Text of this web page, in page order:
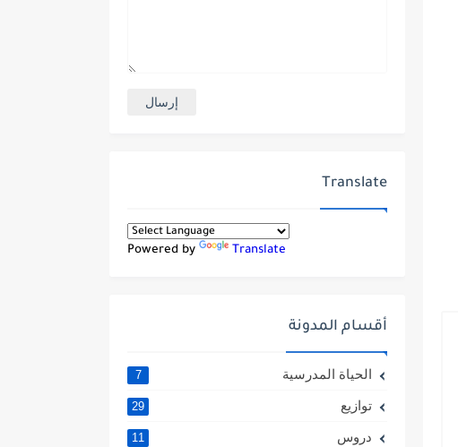
Translate
Powered by Translate
أقسام المدونة
الحياة المدرسية 7
توازيع 29
دروس 11